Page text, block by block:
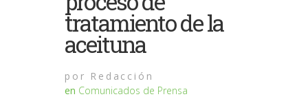
tratamiento de la
aceituna
por Redacción
en Comunicados de Prensa